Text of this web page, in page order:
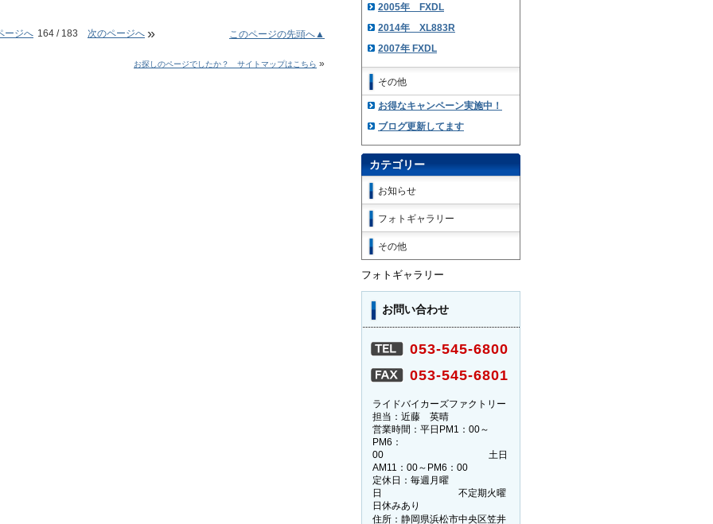
ージへ 164 / 183 次のページへ » このページの先頭へ▲
お探しのページでしたか？ サイトマップはこちら »
2005年 FXDL
2014年 XL883R
2007年 FXDL
その他
お得なキャンペーン実施中！
ブログ更新してます
カテゴリー
お知らせ
フォトギャラリー
その他
フォトギャラリー
お問い合わせ
053-545-6800
053-545-6801
ライドバイカーズファクトリー
担当：近藤 英晴
営業時間：平日PM1：00～
PM6：
00 土日
AM11：00～PM6：00
定休日：毎週月曜
日 不定期火曜
日休みあり
住所：静岡県浜松市中央区笠井